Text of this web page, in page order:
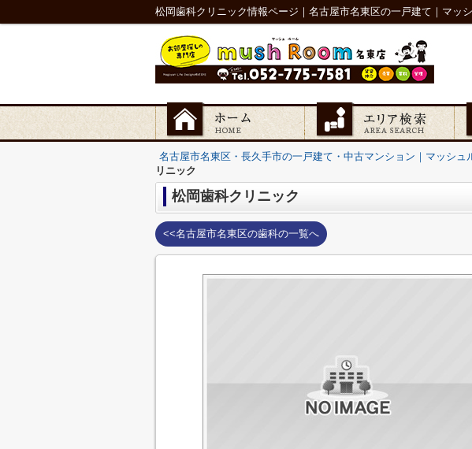
松岡歯科クリニック情報ページ｜名古屋市名東区の一戸建て｜マッ
名古屋市名東区・長久手市の一戸建て・中古マンション｜マッシュ
リニック
松岡歯科クリニック
<<名古屋市名東区の歯科の一覧へ